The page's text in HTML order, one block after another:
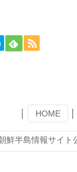
HOME
鮮半島情報サイト